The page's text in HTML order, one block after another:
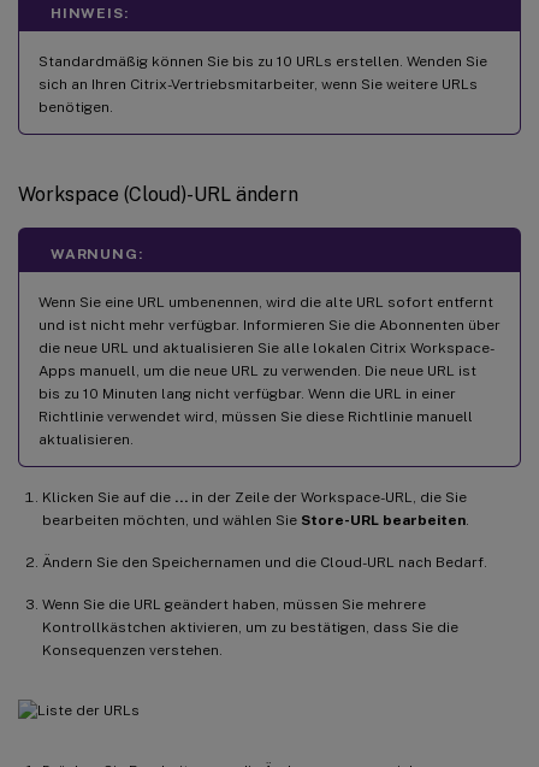
HINWEIS:
Standardmäßig können Sie bis zu 10 URLs erstellen. Wenden Sie
sich an Ihren Citrix-Vertriebsmitarbeiter, wenn Sie weitere URLs
benötigen.
Workspace (Cloud)-URL ändern
WARNUNG:
Wenn Sie eine URL umbenennen, wird die alte URL sofort entfernt
und ist nicht mehr verfügbar. Informieren Sie die Abonnenten über
die neue URL und aktualisieren Sie alle lokalen Citrix Workspace-
Apps manuell, um die neue URL zu verwenden. Die neue URL ist
bis zu 10 Minuten lang nicht verfügbar. Wenn die URL in einer
Richtlinie verwendet wird, müssen Sie diese Richtlinie manuell
aktualisieren.
Klicken Sie auf die … in der Zeile der Workspace-URL, die Sie
bearbeiten möchten, und wählen Sie Store-URL bearbeiten
Ändern Sie den Speichernamen und die Cloud-URL nach Bedarf.
Wenn Sie die URL geändert haben, müssen Sie mehrere
Kontrollkästchen aktivieren, um zu bestätigen, dass Sie die
Konsequenzen verstehen.